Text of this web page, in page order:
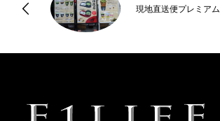
現地直送便プレミアム